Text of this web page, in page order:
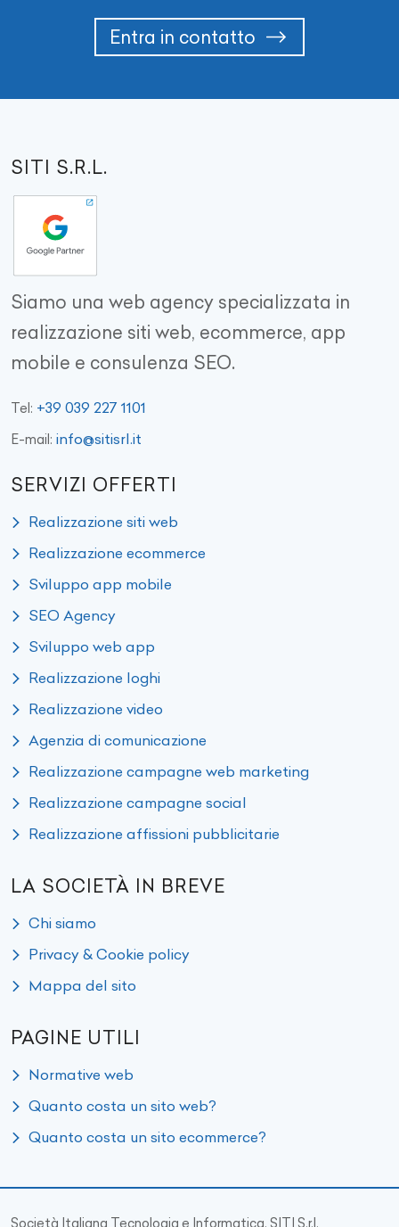
Entra in contatto
SITI S.R.L.
Siamo una web agency specializzata in
realizzazione siti web, ecommerce, app
mobile e consulenza SEO.
Tel: +39 039 227 1101
E-mail: info@sitisrl.it
SERVIZI OFFERTI
Realizzazione siti web
Realizzazione ecommerce
Sviluppo app mobile
SEO Agency
Sviluppo web app
Realizzazione loghi
Realizzazione video
Agenzia di comunicazione
Realizzazione campagne web marketing
Realizzazione campagne social
Realizzazione affissioni pubblicitarie
LA SOCIETÀ IN BREVE
Chi siamo
Privacy & Cookie policy
Mappa del sito
PAGINE UTILI
Normative web
Quanto costa un sito web?
Quanto costa un sito ecommerce?
Società Italiana Tecnologia e Informatica, SITI S.r.l.